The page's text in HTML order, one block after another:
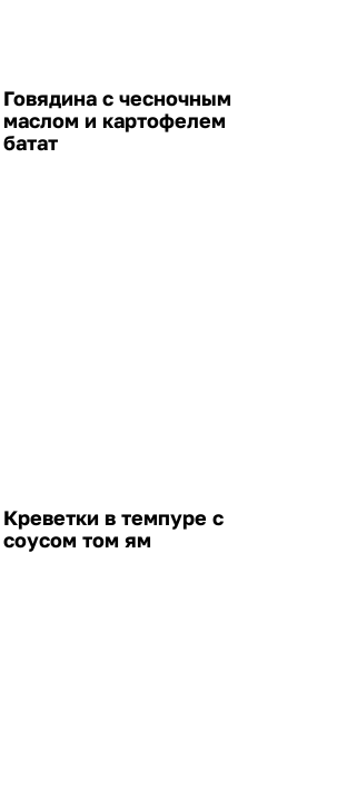
Говядина с чесночным
маслом и картофелем
батат
Креветки в темпуре с
соусом том ям